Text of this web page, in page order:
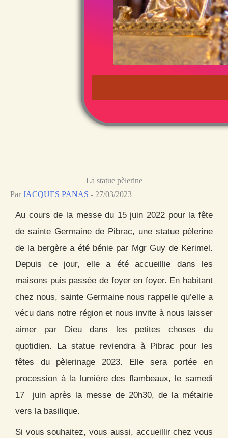
La statue pèlerine
Par JACQUES PANAS - 27/03/2023
Au cours de la messe du 15 juin 2022 pour la fête
de sainte Germaine de Pibrac, une statue pèlerine
de la bergère a été bénie par Mgr Guy de Kerimel.
Depuis ce jour, elle a été accueillie dans les
maisons puis passée de foyer en foyer. En habitant
chez nous, sainte Germaine nous rappelle qu’elle a
vécu dans notre région et nous invite à nous laisser
aimer par Dieu dans les petites choses du
quotidien. La statue reviendra à Pibrac pour les
fêtes du pèlerinage 2023. Elle sera portée en
procession à la lumière des flambeaux, le samedi
17 juin après la messe de 20h30, de la métairie
vers la basilique.
Si vous souhaitez, vous aussi, accueillir chez vous